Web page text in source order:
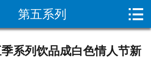
第五系列 
系列饮品成白色情人节新